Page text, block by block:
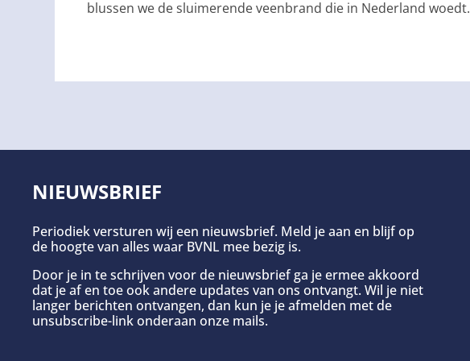
blussen we de sluimerende veenbrand die in Nederland woedt.
NIEUWSBRIEF
Periodiek versturen wij een nieuwsbrief. Meld je aan en blijf op
de hoogte van alles waar BVNL mee bezig is.
Door je in te schrijven voor de nieuwsbrief ga je ermee akkoord
dat je af en toe ook andere updates van ons ontvangt. Wil je niet
langer berichten ontvangen, dan kun je je afmelden met de
unsubscribe-link onderaan onze mails.